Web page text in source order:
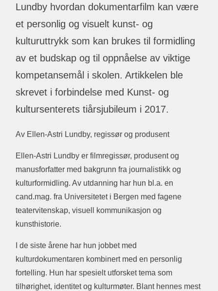
Lundby hvordan dokumentarfilm kan være
et personlig og visuelt kunst- og
kulturuttrykk som kan brukes til formidling
av et budskap og til oppnåelse av viktige
kompetansemål i skolen. Artikkelen ble
skrevet i forbindelse med Kunst- og
kultursenterets tiårsjubileum i 2017.
Av Ellen-Astri Lundby, regissør og produsent
Ellen-Astri Lundby er filmregissør, produsent og
manusforfatter med bakgrunn fra journalistikk og
kulturformidling. Av utdanning har hun bl.a. en
cand.mag. fra Universitetet i Bergen med fagene
teatervitenskap, visuell kommunikasjon og
kunsthistorie.
I de siste årene har hun jobbet med
kulturdokumentaren kombinert med en personlig
fortelling. Hun har spesielt utforsket tema som
tilhørighet, identitet og kulturmøter. Blant hennes mest